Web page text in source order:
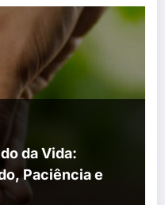
da Vida:
Paciência e